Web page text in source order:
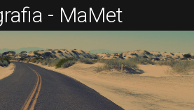
- MaMet